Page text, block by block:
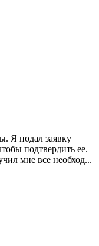
Я подал заявку
подтвердить ее.
мне все необход...